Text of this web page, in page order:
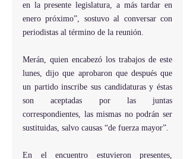
en la presente legislatura, a más tardar en
enero próximo”, sostuvo al conversar con
periodistas al término de la reunión.
Merán, quien encabezó los trabajos de este
lunes, dijo que aprobaron que después que
un partido inscribe sus candidaturas y éstas
son aceptadas por las juntas
correspondientes, las mismas no podrán ser
En el encuentro estuvieron presentes,